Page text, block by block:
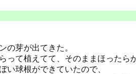
の芽が出てきた。
って植えてて、そのままほったら
い球根ができていたので、